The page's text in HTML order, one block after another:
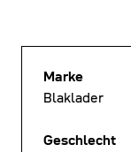
Marke
Blaklader
Geschlecht